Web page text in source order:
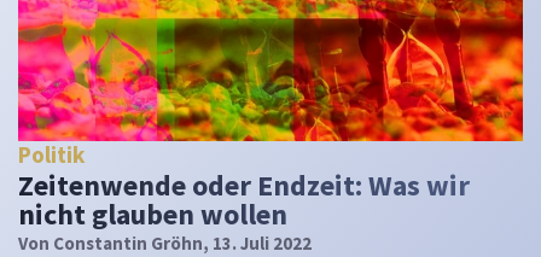
Politik
Zeitenwende oder Endzeit: Was wir
nicht glauben wollen
Von Constantin Gröhn, 13. Juli 2022